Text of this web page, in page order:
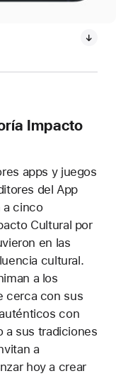
Impacto
apps y juegos
del App
a cinco
Cultural por
en las
cultural.
a los
cerca con sus
con
a sus tradiciones
a
hoy a crear